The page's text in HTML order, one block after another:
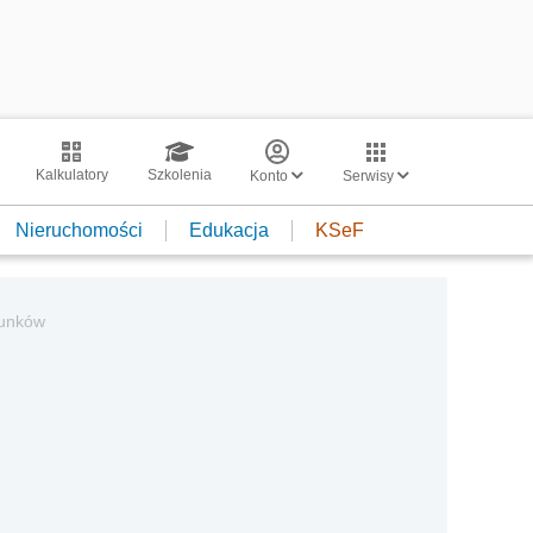
Kalkulatory Szkolenia Konto Serwisy
Nieruchomości Edukacja KSeF